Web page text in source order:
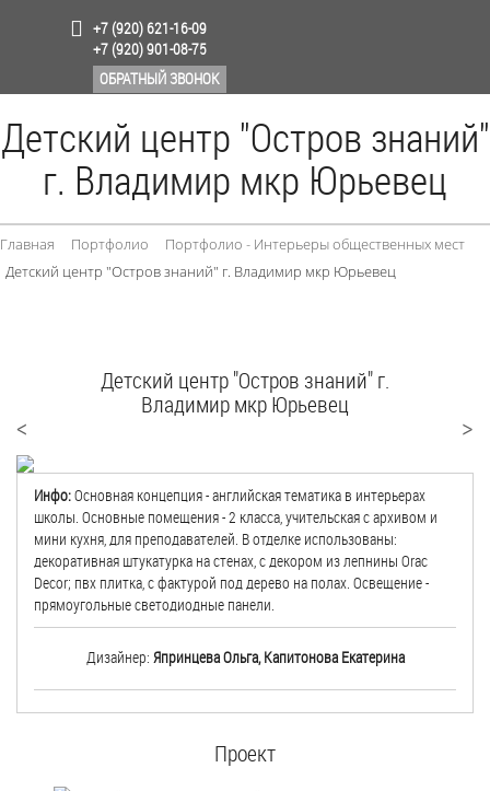
+7 (920) 621-16-09
+7 (920) 901-08-75
ОБРАТНЫЙ ЗВОНОК
Детский центр "Остров знаний"
г. Владимир мкр Юрьевец
Главная Портфолио
Портфолио - Интерьеры общественных мест
Детский центр "Остров знаний" г. Владимир мкр Юрьевец
<
Детский центр "Остров знаний" г.
Владимир мкр Юрьевец
>
Инфо:Основная концепция - английская тематика в интерьерах
школы. Основные помещения - 2 класса, учительская с архивом и
мини кухня, для преподавателей. В отделке использованы:
декоративная штукатурка на стенах, с декором из лепнины Orac
Decor; пвх плитка, с фактурой под дерево на полах. Освещение -
прямоугольные светодиодные панели.
Дизайнер: Япринцева Ольга, Капитонова Екатерина
Проект